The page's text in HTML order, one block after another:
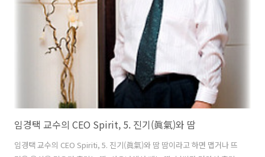
있고 활력(活力)이 넘쳐 보인다고 말한다. 활(活)이란 혀(舌)에 침(水)이
고이는 것을 뜻하고 엔도르핀의 근원적인 옹달샘인 것이..
임경택 교수의 CEO Spirit, 5. 진기(眞氣)와 땀
임경택 교수의 CEO Spiriti, 5. 진기(眞氣)와 땀 땀이라고 하면 맵거나 뜨